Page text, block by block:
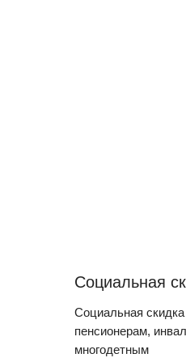
Социальная
Социальная
пенсионерам,
многодетным